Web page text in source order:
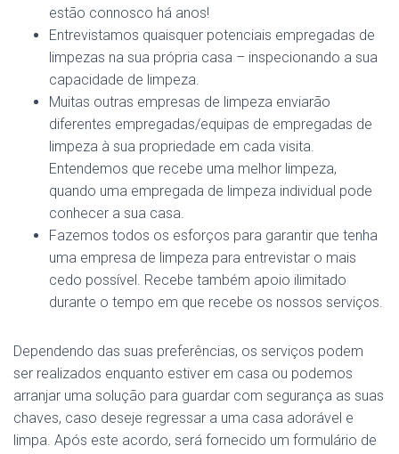
estão connosco há anos!
Entrevistamos quaisquer potenciais empregadas de
limpezas na sua própria casa – inspecionando a sua
capacidade de limpeza.
Muitas outras empresas de limpeza enviarão
diferentes empregadas/equipas de empregadas de
limpeza à sua propriedade em cada visita.
Entendemos que recebe uma melhor limpeza,
quando uma empregada de limpeza individual pode
conhecer a sua casa.
Fazemos todos os esforços para garantir que tenha
uma empresa de limpeza para entrevistar o mais
cedo possível. Recebe também apoio ilimitado
durante o tempo em que recebe os nossos serviços.
Dependendo das suas preferências, os serviços podem
ser realizados enquanto estiver em casa ou podemos
arranjar uma solução para guardar com segurança as suas
chaves, caso deseje regressar a uma casa adorável e
limpa. Após este acordo, será fornecido um formulário de